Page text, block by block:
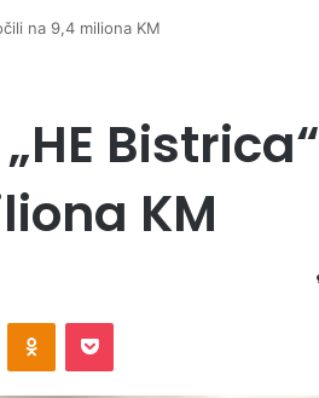
na 9,4 miliona KM
Bistrica“
KM